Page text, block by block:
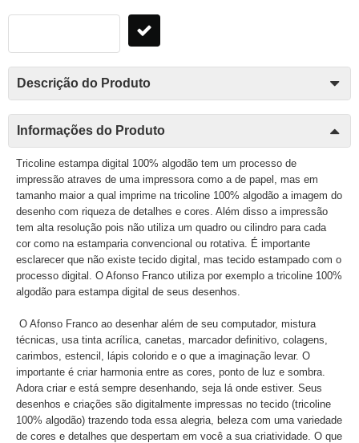
Descrição do Produto
Informações do Produto
Tricoline estampa digital 100% algodão tem um processo de
impressão atraves de uma impressora como a de papel, mas em
tamanho maior a qual imprime na tricoline 100% algodão a imagem do
desenho com riqueza de detalhes e cores. Além disso a impressão
tem alta resolução pois não utiliza um quadro ou cilindro para cada
cor como na estamparia convencional ou rotativa. É importante
esclarecer que não existe tecido digital, mas tecido estampado com o
processo digital. O Afonso Franco utiliza por exemplo a tricoline 100%
algodão para estampa digital de seus desenhos.
O Afonso Franco ao desenhar além de seu computador, mistura
técnicas, usa tinta acrílica, canetas, marcador definitivo, colagens,
carimbos, estencil, lápis colorido e o que a imaginação levar. O
importante é criar harmonia entre as cores, ponto de luz e sombra.
Adora criar e está sempre desenhando, seja lá onde estiver. Seus
desenhos e criações são digitalmente impressas no tecido (tricoline
100% algodão) trazendo toda essa alegria, beleza com uma variedade
de cores e detalhes que despertam em você a sua criatividade. O que